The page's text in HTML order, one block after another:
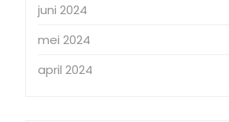
juni 2024
mei 2024
april 2024